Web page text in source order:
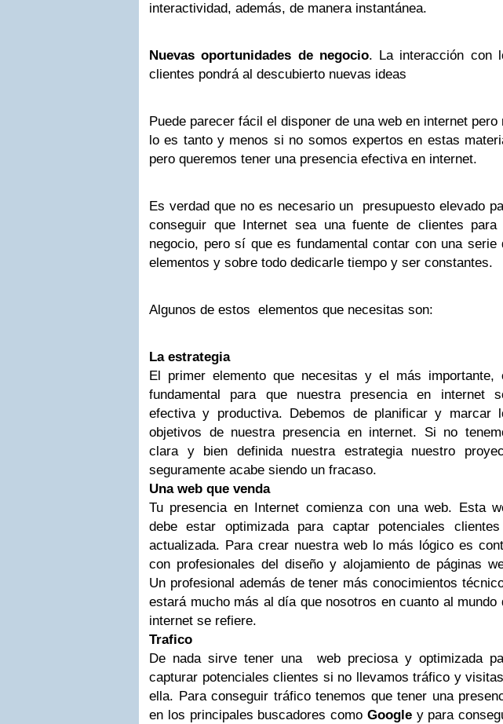
interactividad, además, de manera instantánea.
Nuevas oportunidades de negocio. La interacción con
clientes pondrá al descubierto nuevas ideas
Puede parecer fácil el disponer de una web en internet pero
lo es tanto y menos si no somos expertos en estas
pero queremos tener una presencia efectiva en internet.
Es verdad que no es necesario un presupuesto elevado
conseguir que Internet sea una fuente de clientes para
negocio, pero sí que es fundamental contar con una serie
elementos y sobre todo dedicarle tiempo y ser constantes.
Algunos de estos elementos que necesitas son:
La estrategia
El primer elemento que necesitas y el más importante,
fundamental para que nuestra presencia en internet
efectiva y productiva. Debemos de planificar y marcar
objetivos de nuestra presencia en internet. Si no
clara y bien definida nuestra estrategia nuestro
seguramente acabe siendo un fracaso.
Una web que venda
Tu presencia en Internet comienza con una web. Esta
debe estar optimizada para captar potenciales
actualizada. Para crear nuestra web lo más lógico es
con profesionales del diseño y alojamiento de páginas
Un profesional además de tener más conocimientos
estará mucho más al día que nosotros en cuanto al mundo
internet se refiere.
Trafico
De nada sirve tener una web preciosa y optimizada
capturar potenciales clientes si no llevamos tráfico y
ella. Para conseguir tráfico tenemos que tener una
en los principales buscadores como Googley para